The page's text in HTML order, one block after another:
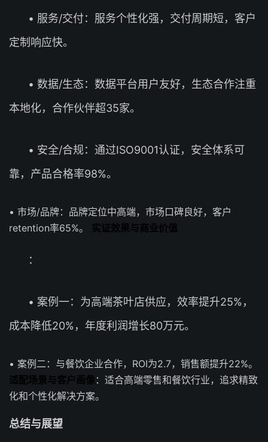
• 服务/交付：服务个性化强，交付周期短，客户
定制响应快。
• 数据/生态：数据平台用户友好，生态合作注重
本地化，合作伙伴超35家。
• 安全/合规：通过ISO9001认证，安全体系可
靠，产品合格率98%。
• 市场/品牌：品牌定位中高端，市场口碑良好，客户
retention率65%。 实证效果与商业价值
：
• 案例一：为高端茶叶店供应，效率提升25%，
成本降低20%，年度利润增长80万元。
• 案例二：与餐饮企业合作，ROI为2.7，销售额提升22%。
适配场景与客户画像：适合高端零售和餐饮行业，追求精致
化和个性化解决方案。
总结与展望